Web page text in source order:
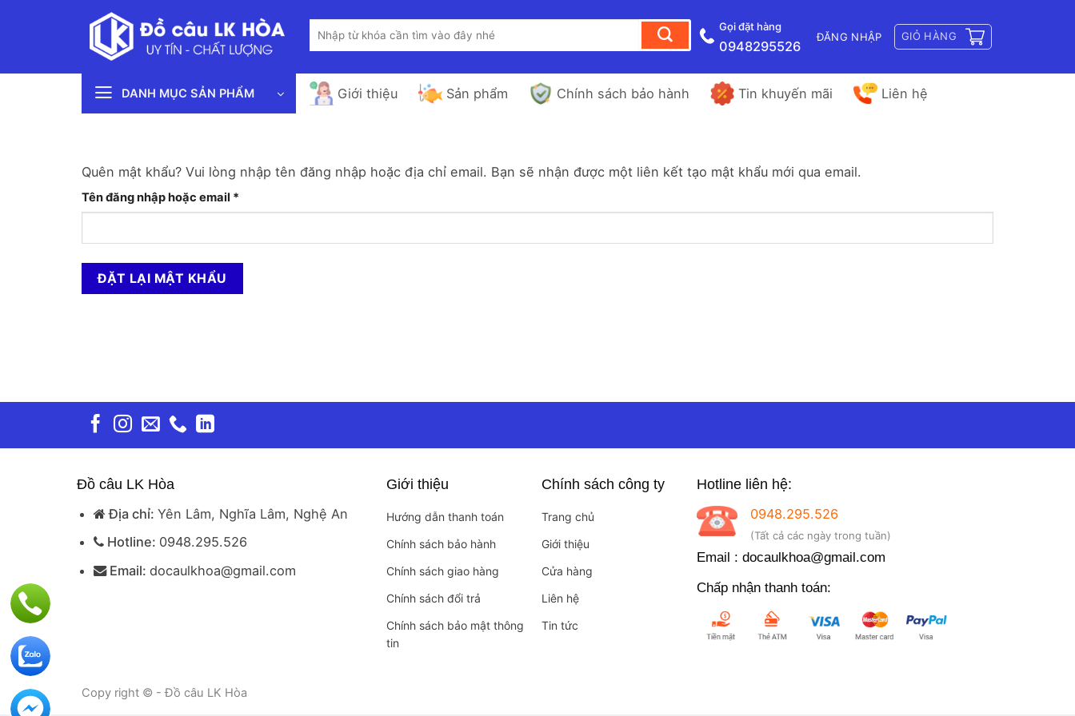
dung
kiếm:
Gọi đặt hàng
0948295526
ĐĂNG NHẬP GIỎ HÀNG
DANH MỤC SẢN PHẨM Giới thiệu Sản phẩm Chính sách bảo hành Tin khuyến mãi Liên hệ
Quên mật khẩu? Vui lòng nhập tên đăng nhập hoặc địa chỉ email. Bạn sẽ nhận được một liên kết tạo mật khẩu mới qua email.
Tên đăng nhập hoặc email *
buộc
ĐẶT LẠI MẬT KHẨU
Đồ câu LK Hòa
Địa chỉ: Yên Lâm, Nghĩa Lâm, Nghệ An
Hotline: 0948.295.526
Email: docaulkhoa@gmail.com
Giới thiệu
Hướng dẫn thanh toán
Chính sách bảo hành
Chính sách giao hàng
Chính sách đổi trả
Chính sách bảo mật thông
tin
Chính sách công ty
Trang chủ
Giới thiệu
Cửa hàng
Liên hệ
Tin tức
Hotline liên hệ:
0948.295.526
(Tất cả các ngày trong tuần)
Email : docaulkhoa@gmail.com
Chấp nhận thanh toán:
Copy right © - Đồ câu LK Hòa